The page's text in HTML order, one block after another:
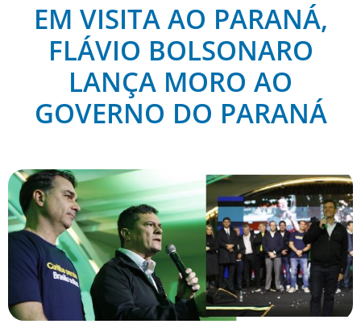
EM VISITA AO PARANÁ,
FLÁVIO BOLSONARO
LANÇA MORO AO
GOVERNO DO PARANÁ